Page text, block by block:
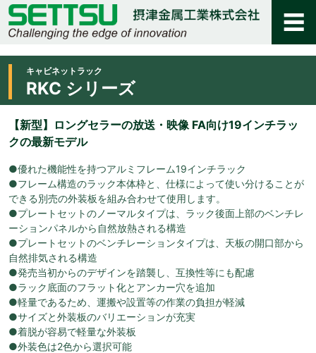
キャビネットラック
RKC シリーズ
【新型】ロングセラーの放送・映像 FA向け19インチラッ
クの最新モデル
●優れた機能性を持つアルミフレーム19インチラック
●フレーム構造のラック本体枠と、仕様によって使い分けることが
できる別売の外装板を組み合わせて使用します。
●プレートセットのノーマルタイプは、ラック後面上部のベンチレ
ーションパネルから自然放熱される構造
●プレートセットのベンチレーションタイプは、天板の開口部から
自然排気される構造
●発売当初からのデザインを踏襲し、互換性等にも配慮
●ラック底面のフラット化とアンカー穴を追加
●軽量であるため、運搬や設置等の作業の負担が軽減
●サイズと外装板のバリエーションが充実
●着脱が容易で軽量な外装板
●外装色は2色から選択可能